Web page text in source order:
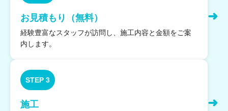
お見積もり（無料）
経験豊富なスタッフが訪問し、施工内容と金額をご案
内します。
➜
STEP 3
施工 ➜